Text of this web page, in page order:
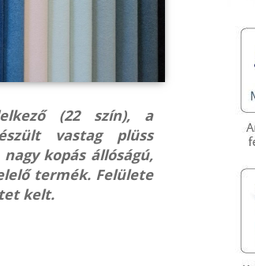
(22 szín), a
vastag plüss
kopás állóságú,
termék. Felülete
kelt.